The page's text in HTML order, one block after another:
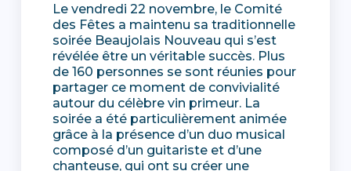
Le vendredi 22 novembre, le Comité
des Fêtes a maintenu sa traditionnelle
soirée Beaujolais Nouveau qui s’est
révélée être un véritable succès. Plus
de 160 personnes se sont réunies pour
partager ce moment de convivialité
autour du célèbre vin primeur. La
soirée a été particulièrement animée
grâce à la présence d’un duo musical
composé d’un guitariste et d’une
chanteuse, qui ont su créer une